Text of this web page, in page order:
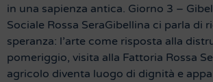
in una sapienza antica. Giorno 3 –
Sociale Rossa SeraGibellina ci parla di
speranza: l’arte come risposta alla
pomeriggio, visita alla Fattoria Rossa
agricolo diventa luogo di dignità e